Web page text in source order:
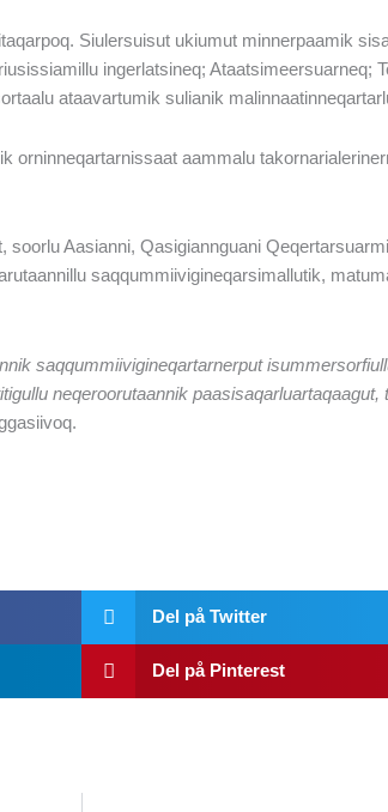
Siulersuisut ukiumut minnerpaamik
ingerlatsineq; Ataatsimeersuarneq;
ataavartumik sulianik
orninneqartarnissaat aammalu
Aasianni, Qasigiannguani
saqqummiivigineqarsimallutik,
saqqummiivigineqartarnerput
neqeroorutaannik
Del på Twitter
Del på Pinterest